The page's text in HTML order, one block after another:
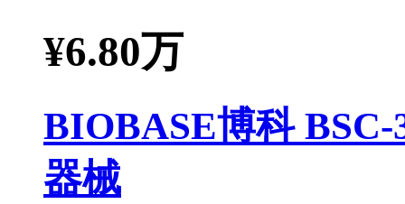
¥6.80万
BIOBASE博科
器械